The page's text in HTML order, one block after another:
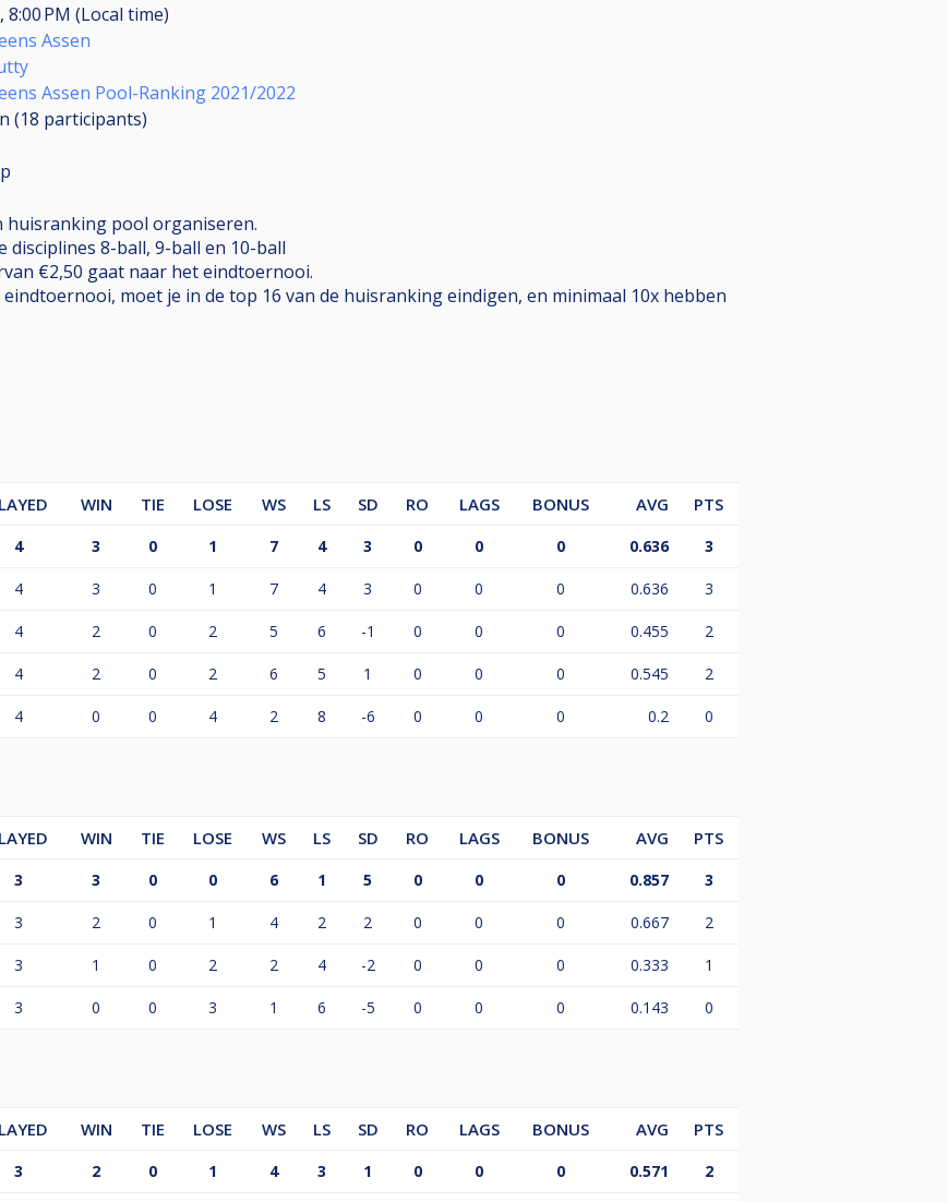
8:00 PM (Local time)
Assen
Assen Pool-Ranking 2021/2022
(18 participants)
huisranking pool organiseren.
disciplines 8-ball, 9-ball en 10-ball
€2,50 gaat naar het eindtoernooi.
moet je in de top 16 van de huisranking eindigen, en minimaal 10x hebben
WIN TIE LOSE WS LS SD RO LAGS BONUS AVG
PTS
4 3 0 1 7 4 3 0 0 0 0.636 3
4 3 0 1 7 4 3 0 0 0 0.636 3
4 2 0 2 5 6 -1 0 0 0 0.455 2
4 2 0 2 6 5 1 0 0 0 0.545 2
4 0 0 4 2 8 -6 0 0 0 0.2 0
WIN TIE LOSE WS LS SD RO LAGS BONUS AVG
PTS
3 3 0 0 6 1 5 0 0 0 0.857 3
3 2 0 1 4 2 2 0 0 0 0.667 2
3 1 0 2 2 4 -2 0 0 0 0.333 1
3 0 0 3 1 6 -5 0 0 0 0.143 0
WIN TIE LOSE WS LS SD RO LAGS BONUS AVG
PTS
3 2 0 1 4 3 1 0 0 0 0.571 2